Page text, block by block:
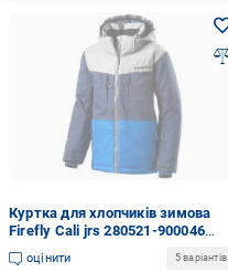
Куртка для хлопчиків зимова
Firefly Cali jrs 280521-900046
синя
оцінити 5 варіантів